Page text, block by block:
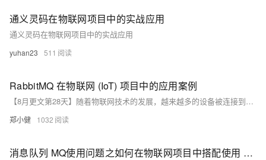
通义灵码在物联网项目中的实战应用
通义灵码在物联网项目中的实战应用
yuhan23 511
RabbitMQ 在物联网 (IoT) 项目中的应用案例
【8月更文第28天】随着物联网技术的发展，越来越多的设备被连接到互联网上以收集和传输数据。这些设备可以是传感器、执行器或其他类型的硬件。为了有效地管理这些设备并处理它们产生的大量数据，需要一个可靠的消息传递系统。RabbitMQ 是一个流行的开源消息中间件，它提供了一种灵活的方式来处理和转发消息，非常适合用于物联网环境。
郑小健 1032
消息队列 MQ使用问题之如何在物联网项目中搭配使用 MQTT、AMQP 与 RabbitMQ